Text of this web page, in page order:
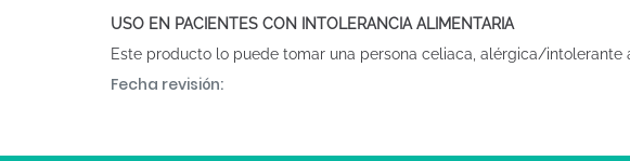
USO EN PACIENTES CON INTOLERANCIA ALIMENTARIA
Este producto lo puede tomar una persona celiaca, alérgica/intolerante
Fecha revisión: